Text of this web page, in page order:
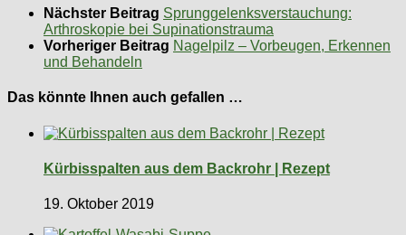
Nächster Beitrag Sprunggelenksverstauchung:
Arthroskopie bei Supinationstrauma
Vorheriger Beitrag Nagelpilz – Vorbeugen, Erkennen
und Behandeln
Das könnte Ihnen auch gefallen …
Kürbisspalten aus dem Backrohr | Rezept
19. Oktober 2019